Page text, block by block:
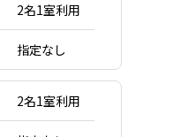
2名1室利用
指定なし
2名1室利用